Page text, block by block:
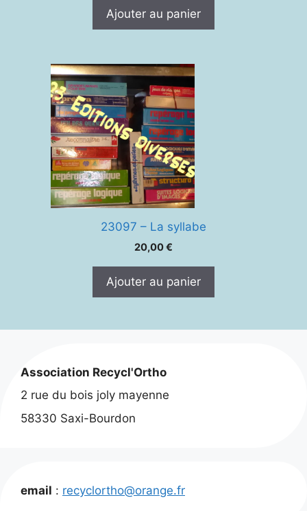
était :
est :
Ajouter au panier
23097 – La syllabe
20,00€
Ajouter au panier
Association Recycl'Ortho
2 rue du bois joly mayenne
58330 Saxi-Bourdon
email : recyclortho@orange.fr